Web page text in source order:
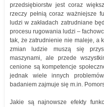
przedsiębiorstw jest coraz
rzeczy pełnią coraz ważniejsze
ludzi w zakładach zatrudniane
procesu rugowania ludzi –
tak, że zatrudnienie nie maleje, a
zmian ludzie muszą się
maszynami, ale przede
cenione są kompetencje
jednak wiele innych
badaniem zajmuje się m.in.
Jakie są najnowsze efekty